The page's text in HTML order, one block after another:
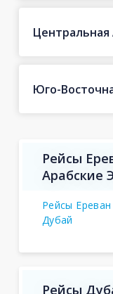
Центральная
Юго-
Рейсы
Арабские
Рейсы Ереван
Дубай
Рейсы